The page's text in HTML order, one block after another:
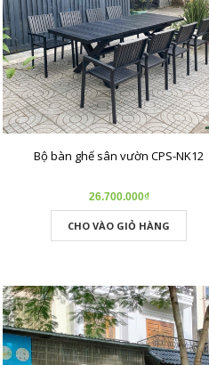
Bộ bàn ghế sân vườn CPS-NK12
26.700.000₫
CHO VÀO GIỎ HÀNG